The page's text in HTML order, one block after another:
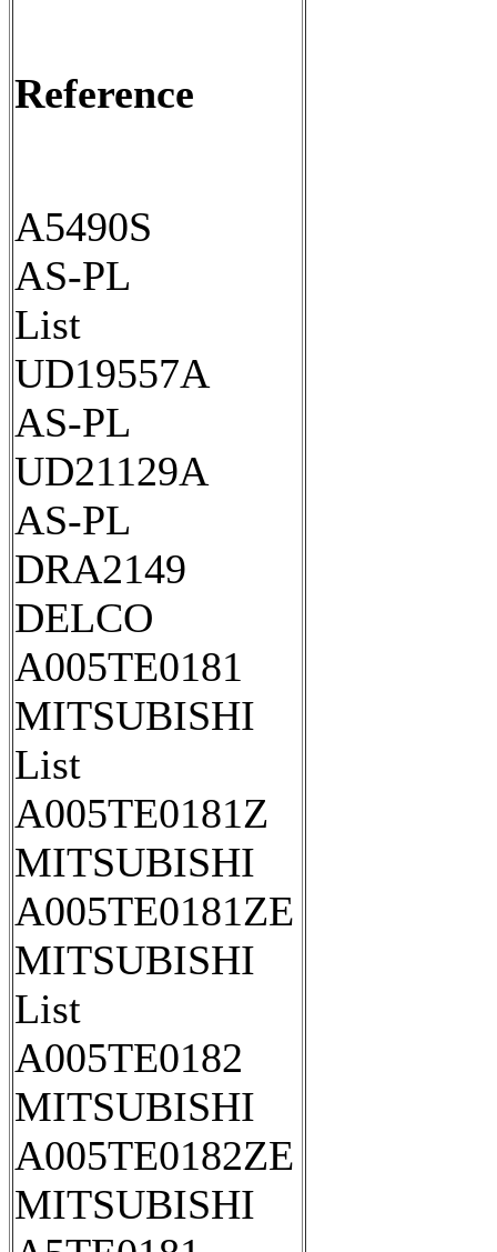
Reference
A5490S
AS-PL
List
UD19557A
AS-PL
UD21129A
AS-PL
DRA2149
DELCO
A005TE0181
MITSUBISHI
List
A005TE0181Z
MITSUBISHI
A005TE0181ZE
MITSUBISHI
List
A005TE0182
MITSUBISHI
A005TE0182ZE
MITSUBISHI